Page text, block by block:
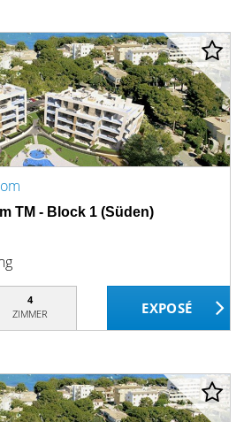
TM - Block 1 (Süden)
4
ZIMMER